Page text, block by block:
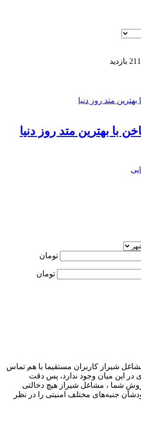
بازدید
با بهترین متد روز دنیا
تومان
تومان
شیراز کاربران مستقیما با هم تماس
در این میان وجود ندارد، پس دقت
شما ، مشاغل شیراز هیچ دخالتی
جنبه‌های مختلف امنیتی را در نظر